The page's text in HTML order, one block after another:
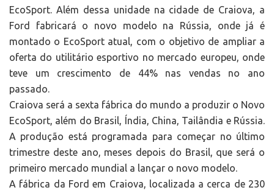
EcoSport. Além dessa unidade na cidade de Craiova, a
Ford fabricará o novo modelo na Rússia, onde já é
montado o EcoSport atual, com o objetivo de ampliar a
oferta do utilitário esportivo no mercado europeu, onde
teve um crescimento de 44% nas vendas no ano
passado.
Craiova será a sexta fábrica do mundo a produzir o Novo
EcoSport, além do Brasil, Índia, China, Tailândia e Rússia.
A produção está programada para começar no último
trimestre deste ano, meses depois do Brasil, que será o
primeiro mercado mundial a lançar o novo modelo.
A fábrica da Ford em Craiova, localizada a cerca de 230